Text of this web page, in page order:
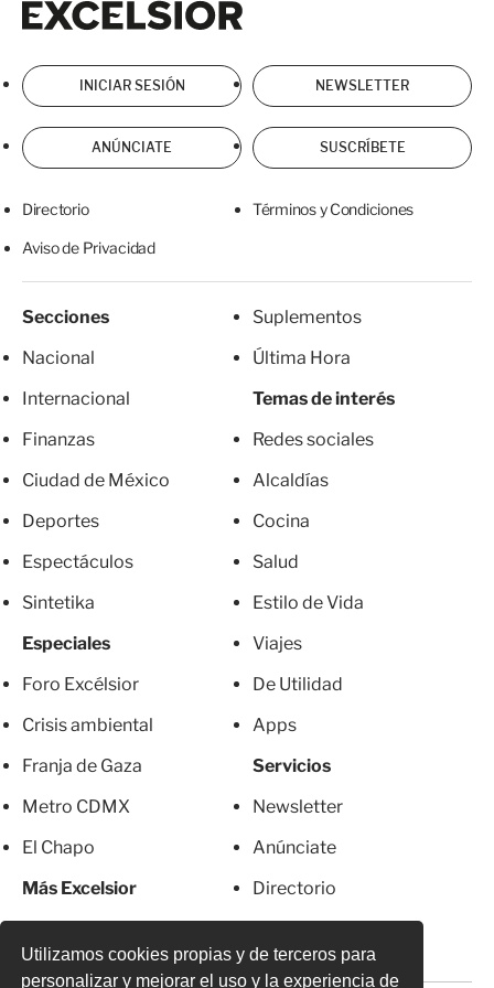
Utilizamos cookies propias y de terceros para
personalizar y mejorar el uso y la experiencia de
INICIAR SESIÓN NEWSLETTER
ANÚNCIATE SUSCRÍBETE
Directorio Términos y Condiciones
Aviso de Privacidad
Secciones
Nacional
Internacional
Finanzas
Ciudad de México
Deportes
Espectáculos
Sintetika
Especiales
Foro Excélsior
Crisis ambiental
Franja de Gaza
Metro CDMX
El Chapo
Más Excelsior
Suplementos
Última Hora
Temas de interés
Redes sociales
Alcaldías
Cocina
Salud
Estilo de Vida
Viajes
De Utilidad
Apps
Servicios
Newsletter
Anúnciate
Directorio